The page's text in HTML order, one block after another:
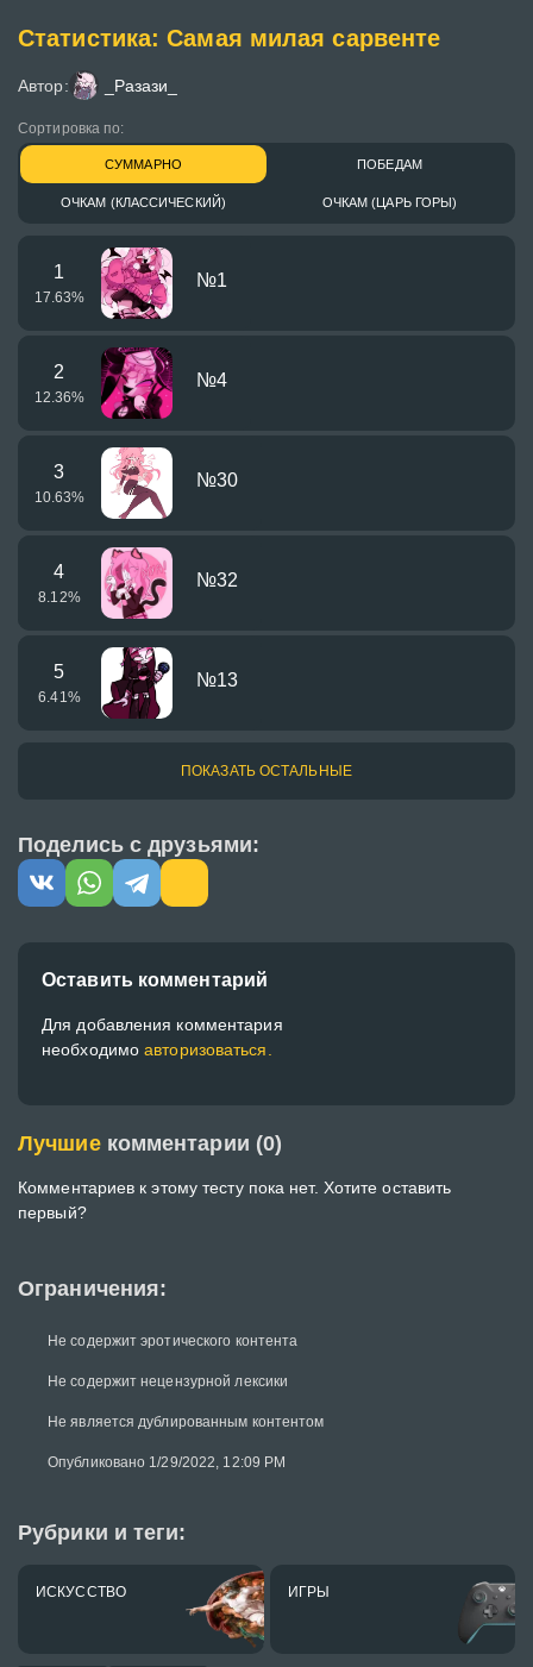
Статистика: Самая милая сарвенте
Автор: _Разази_
Сортировка по:
СУММАРНО ПОБЕДАМ
ОЧКАМ (КЛАССИЧЕСКИЙ) ОЧКАМ (ЦАРЬ ГОРЫ)
1
17.63%
№1
2
12.36%
№4
3
10.63%
№30
4
8.12%
№32
5
6.41%
№13
ПОКАЗАТЬ ОСТАЛЬНЫЕ
Поделись с друзьями:
Ограничения:
Не содержит эротического контента
Не содержит нецензурной лексики
Не является дублированным контентом
Опубликовано 1/29/2022, 12:09 PM
Рубрики и теги:
ИСКУССТВО ИГРЫ
Оставить комментарий
Для добавления комментария
необходимоавторизоваться.
Лучшие комментарии (0)
Комментариев к этому тесту пока нет. Хотите оставить
первый?